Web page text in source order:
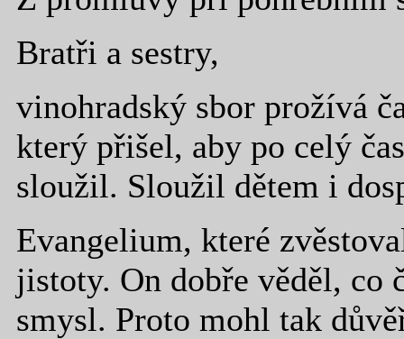
Bratři a sestry,
vinohradský sbor prožívá
který přišel, aby po celý
sloužil. Sloužil dětem i
Evangelium, které
jistoty. On dobře věděl, co
smysl. Proto mohl tak